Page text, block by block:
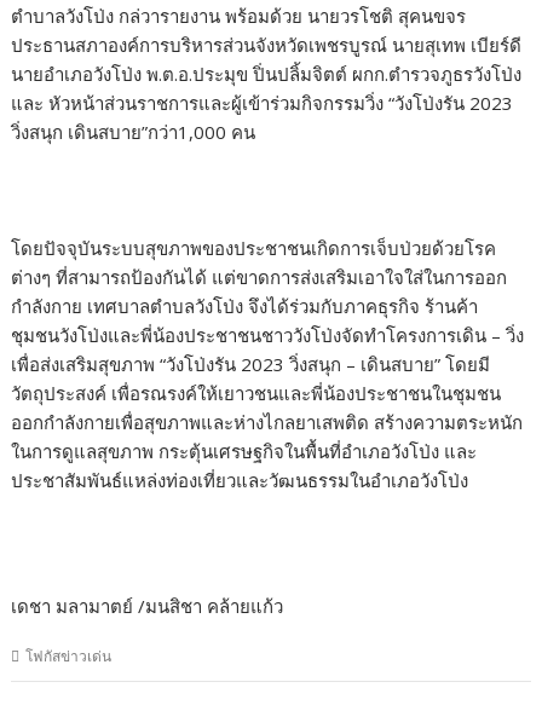
ตำบาลวังโป่ง กล่วารายงาน พร้อมด้วย นายวรโชติ สุคนขจร
ประธานสภาองค์การบริหารส่วนจังหวัดเพชรบูรณ์ นายสุเทพ เบียร์ดี
นายอำเภอวังโป่ง พ.ต.อ.ประมุข ปิ่นปลิ้มจิตต์ ผกก.ตำรวจภูธรวังโป่ง
และ หัวหน้าส่วนราชการและผู้เข้าร่วมกิจกรรมวิ่ง “วังโป่งรัน 2023
วิ่งสนุก เดินสบาย”กว่า1,000 คน
โดยปัจจุบันระบบสุขภาพของประชาชนเกิดการเจ็บป่วยด้วยโรค
ต่างๆ ที่สามารถป้องกันได้ แต่ขาดการส่งเสริมเอาใจใส่ในการออก
กำลังกาย เทศบาลตำบลวังโป่ง จึงได้ร่วมกับภาคธุรกิจ ร้านค้า
ชุมชนวังโป่งและพี่น้องประชาชนชาววังโป่งจัดทำโครงการเดิน – วิ่ง
เพื่อส่งเสริมสุขภาพ “วังโป่งรัน 2023 วิ่งสนุก – เดินสบาย” โดยมี
วัตถุประสงค์ เพื่อรณรงค์ให้เยาวชนและพี่น้องประชาชนในชุมชน
ออกกำลังกายเพื่อสุขภาพและห่างไกลยาเสพติด สร้างความตระหนัก
ในการดูแลสุขภาพ กระตุ้นเศรษฐกิจในพื้นที่อำเภอวังโป่ง และ
ประชาสัมพันธ์แหล่งท่องเที่ยวและวัฒนธรรมในอำเภอวังโป่ง
เดชา มลามาตย์ /มนสิชา คล้ายแก้ว
โฟกัสข่าวเด่น